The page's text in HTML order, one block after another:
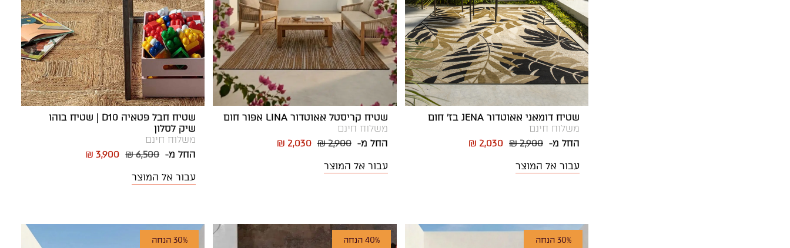
שטיח דומאני אאוטדור JENA בז' חום
משלוח חינם
החל מ- ₪ 2,900
₪ 2,030
עבור אל המוצר
שטיח קריסטל אאוטדור LINA אפור חום
משלוח חינם
החל מ-₪ 2,900
₪ 2,030
עבור אל המוצר
שטיח חבל פטאיה D10 | שטיח בוהו
שיק לסלון
משלוח חינם
החל מ- ₪ 6,500
₪ 3,900
עבור אל המוצר
30% הנחה 40% הנחה 30% הנחה